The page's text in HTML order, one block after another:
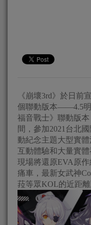
《崩壞3rd》於日前
個聯動版本——4.5明
福音戰士》聯動版本
間，參加2021台北
動紀念主題大型實
互動體驗和大量實體
現場將還原EVA原
痛車，最新女武神
菈等眾KOL的近距離